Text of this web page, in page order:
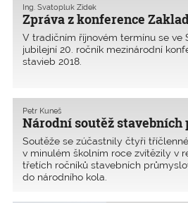
zúčastněný
Zpráva z konference
Ing. Svatopluk Zídek
V tradičním říjnovém termínu se ve
jubilejní 20. ročník mezinárodní
stavieb 2018.
Národní soutěž
Petr Kuneš
Soutěže se zúčastnily čtyři
v minulém školním roce zvítězily v
třetích ročníků stavebních
do národního kola.